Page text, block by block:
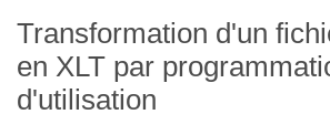
Transformation d'un
en XLT par
d'utilisation